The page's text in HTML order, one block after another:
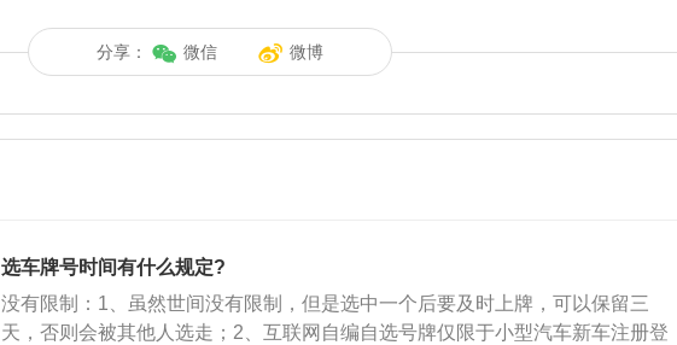
分享： 微信 微博
选车牌号时间有什么规定?
没有限制：1、虽然世间没有限制，但是选中一个后要及时上牌，可以保留三
天，否则会被其他人选走；2、互联网自编自选号牌仅限于小型汽车新车注册登